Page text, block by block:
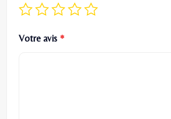
Votre avis *